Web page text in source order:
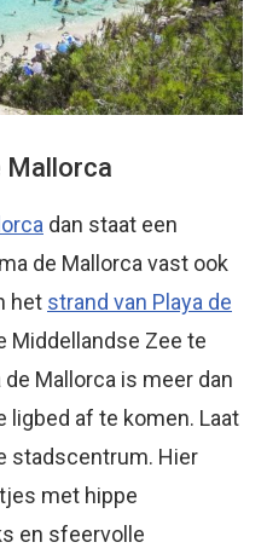
Mallorca
dan staat een
de Mallorca vast ook
het strand van Playa de
Middellandse Zee te
Mallorca is meer dan
ligbed af te komen. Laat
stadscentrum. Hier
met hippe
en sfeervolle